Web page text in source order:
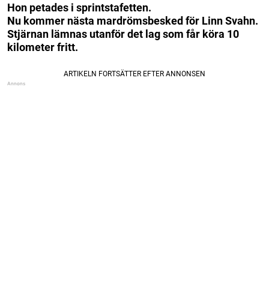
Hon petades i sprintstafetten.
Nu kommer nästa mardrömsbesked för Linn Svahn.
Stjärnan lämnas utanför det lag som får köra 10
kilometer fritt.